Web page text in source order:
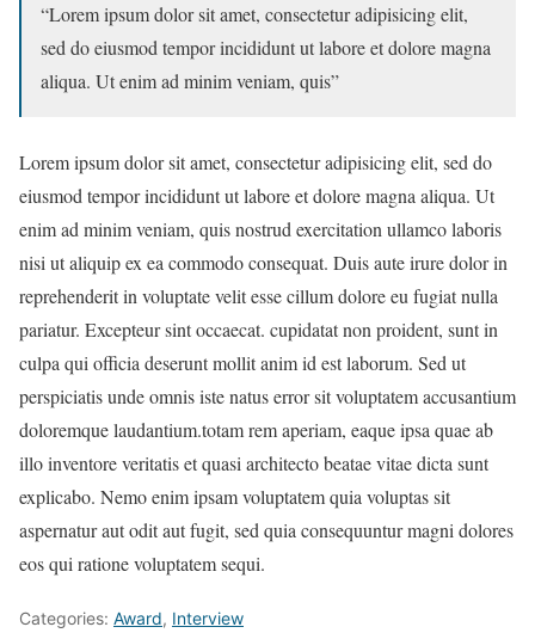
“Lorem ipsum dolor sit amet, consectetur adipisicing elit,
sed do eiusmod tempor incididunt ut labore et dolore magna
aliqua. Ut enim ad minim veniam, quis”
Lorem ipsum dolor sit amet, consectetur adipisicing elit, sed do
eiusmod tempor incididunt ut labore et dolore magna aliqua. Ut
enim ad minim veniam, quis nostrud exercitation ullamco laboris
nisi ut aliquip ex ea commodo consequat. Duis aute irure dolor in
reprehenderit in voluptate velit esse cillum dolore eu fugiat nulla
pariatur. Excepteur sint occaecat. cupidatat non proident, sunt in
culpa qui officia deserunt mollit anim id est laborum. Sed ut
perspiciatis unde omnis iste natus error sit voluptatem accusantium
doloremque laudantium.totam rem aperiam, eaque ipsa quae ab
illo inventore veritatis et quasi architecto beatae vitae dicta sunt
explicabo. Nemo enim ipsam voluptatem quia voluptas sit
aspernatur aut odit aut fugit, sed quia consequuntur magni dolores
eos qui ratione voluptatem sequi.
Categories: Award, Interview